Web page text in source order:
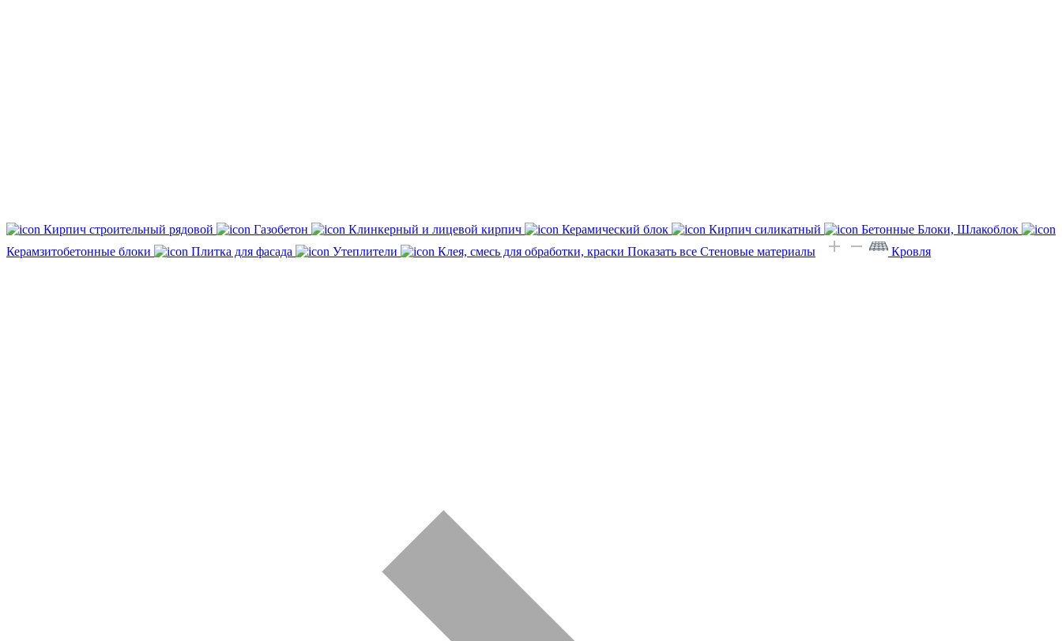
Кирпич строительный рядовой Газобетон Клинкерный и лицевой кирпич Керамический блок Кирпич силикатный
Бетонные Блоки, Шлакоблок
Керамзитобетонные блоки
Плитка для фасада Утеплители Клея, смесь для обработки, краски Показать все Стеновые материалы Кровля